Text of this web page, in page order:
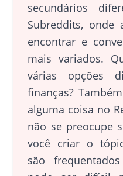
secundários
Subreddits, onde
encontrar e
mais variados.
várias opções
finanças?
alguma coisa no
não se preocupe
você criar o
são